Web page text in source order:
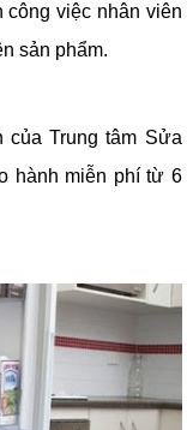
công việc nhân viên
sản phẩm.
Trung tâm Sửa
hành miễn phí từ 6